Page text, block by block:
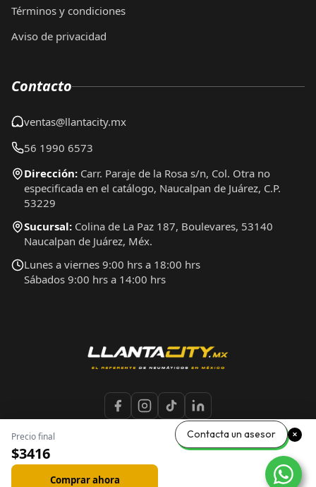
Precio final
$3416
Comprar ahora
Términos y condiciones
Aviso de privacidad
Contacto
ventas@llantacity.mx
56 1990 6573
Dirección: Carr. Paraje de la Rosa s/n, Col. Otra no
especificada en el catálogo, Naucalpan de Juárez, C.P.
53229
Sucursal: Colina de La Paz 187, Boulevares, 53140
Naucalpan de Juárez, Méx.
Lunes a viernes 9:00 hrs a 18:00 hrs
Sábados 9:00 hrs a 14:00 hrs
LlantaCity.mx 2026 | Copyright © Todos los Derechos Reservados
Contacta un asesor